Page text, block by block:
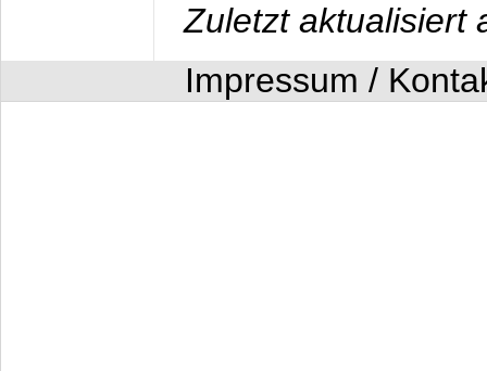
Zuletzt aktualisiert
Impressum /